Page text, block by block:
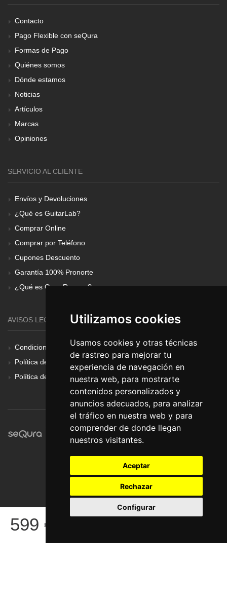
Utilizamos cookies
Usamos cookies y otras técnicas
de rastreo para mejorar tu
experiencia de navegación en
nuestra web, para mostrarte
contenidos personalizados y
anuncios adecuados, para analizar
el tráfico en nuestra web y para
comprender de donde llegan
nuestros visitantes.
Aceptar
Rechazar
Configurar
599 €
Contacto
Pago Flexible con seQura
Formas de Pago
Quiénes somos
Dónde estamos
Noticias
Artículos
Marcas
Opiniones
SERVICIO AL CLIENTE
Envíos y Devoluciones
¿Qué es GuitarLab?
Comprar Online
Comprar por Teléfono
Cupones Descuento
Garantía 100% Pronorte
¿Qué es Gear Renove?
AVISOS LEGALES
Condiciones Generales
Política de Cookies
Política de Privacidad
© Pronorte Sonido SL. Todos los derechos reservados.